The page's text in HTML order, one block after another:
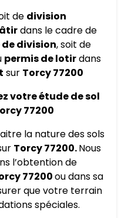
de division
dans le cadre de
division, soit de
permis de lotirdans
sur Torcy 77200
votre étude de sol
77200
la nature des sols
Torcy 77200.Nous
l’obtention de
77200ou dans sa
que votre terrain
spéciales.